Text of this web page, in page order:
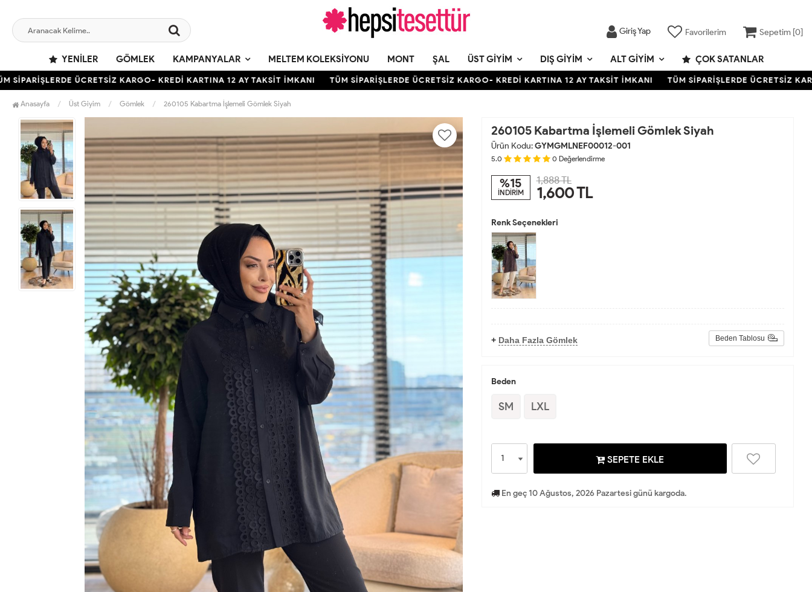
Giriş Yap Favorilerim Sepetim [0]
YENILER GÖMLEK KAMPANYALAR MELTEM KOLEKSIYONU MONT ŞAL ÜST GIYIM DIŞ GIYIM ALT GIYIM ÇOK SATANLAR
ÜCRETSİZ KARGO- KREDİ KARTINA 12 AY TAKSİT İMKANI TÜM SİPARİŞLERDE ÜCRETSİZ KARGO- KREDİ KARTINA 12 AY TAKSİT İMKANI TÜM SİPARİŞLERDE ÜCRETSİZ KARGO-
Anasayfa Üst Giyim Gömlek 260105 Kabartma İşlemeli Gömlek Siyah
260105 Kabartma İşlemeli Gömlek Siyah
Ürün Kodu:GYMGMLNEF00012-001
5.0 0 Değerlendirme
%15
İNDİRİM
1,888 TL
1,600TL
Renk Seçenekleri
+ Daha Fazla Gömlek Beden Tablosu
Beden
SM LXL
SEPETE EKLE
En geç 10 Ağustos, 2026 Pazartesi günü kargoda.